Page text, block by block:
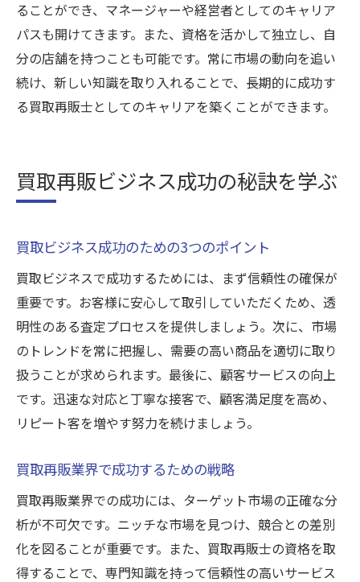
ることができ、マネージャーや経営者としてのキャリア
パスも開けてきます。また、資格を活かして独立し、自
分の店舗を持つことも可能です。常に市場の動向を追い
続け、新しい知識を取り入れることで、長期的に成功す
る買取再販士としてのキャリアを築くことができます。
買取再販ビジネス成功の秘訣を学ぶ
買取ビジネス成功のための3つのポイント
買取ビジネスで成功するためには、まず信頼性の確保が
重要です。お客様に安心して取引していただくため、透
明性のある査定プロセスを提供しましょう。次に、市場
のトレンドを常に把握し、需要の高い商品を適切に取り
扱うことが求められます。最後に、顧客サービスの向上
です。迅速な対応と丁寧な接客で、顧客満足度を高め、
リピート客を増やす努力を続けましょう。
買取再販業界で成功するための戦略
買取再販業界での成功には、ターゲット市場の正確な分
析が不可欠です。ニッチな市場を見つけ、競合との差別
化を図ることが重要です。また、買取再販士の資格を取
得することで、専門知識を持って信頼性の高いサービス